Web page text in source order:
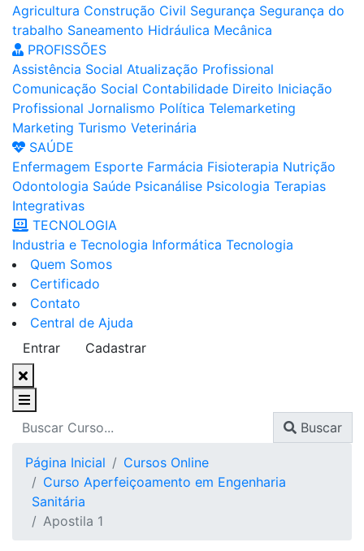
Agricultura Construção Civil Segurança Segurança do
trabalho Saneamento Hidráulica Mecânica
PROFISSÕES
Assistência Social Atualização Profissional
Comunicação Social Contabilidade Direito Iniciação
Profissional Jornalismo Política Telemarketing
Marketing Turismo Veterinária
SAÚDE
Enfermagem Esporte Farmácia Fisioterapia Nutrição
Odontologia Saúde Psicanálise Psicologia Terapias
Integrativas
TECNOLOGIA
Industria e Tecnologia Informática Tecnologia
Quem Somos
Certificado
Contato
Central de Ajuda
Entrar
Cadastrar
Buscar
Página Inicial
Cursos Online
Curso Aperfeiçoamento em Engenharia
Sanitária
Apostila 1